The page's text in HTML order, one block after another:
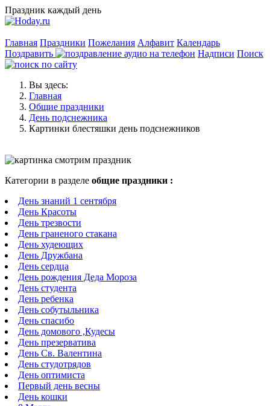
Праздник каждый день
Главная Праздники Пожелания Алфавит Календарь
Поздравить
Надписи Поиск
Вы здесь:
Главная
Общие праздники
День подснежника
Картинки блестяшки день подснежников
Категории в разделе общие праздники :
День знаний 1 сентября
День Красоты
День трезвости
День граненого стакана
День худеющих
День Дружбана
День сердца
День рождения Деда Мороза
День студента
День ребенка
День собутыльника
День спасибо
День домового ,Кудесы
День презерватива
День Св. Валентина
День студотрядов
День оптимиста
Первый день весны
День кошки